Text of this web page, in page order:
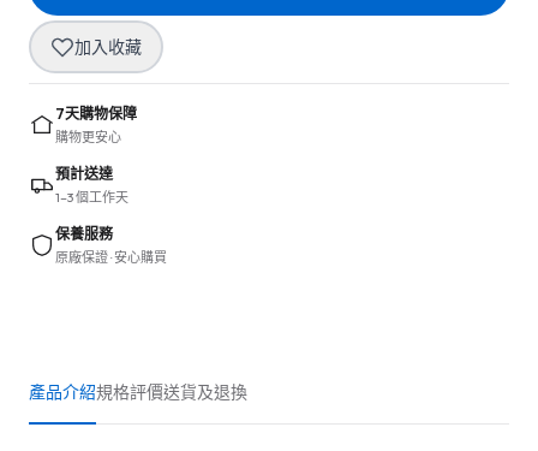
加入收藏
7天購物保障
購物更安心
預計送達
1–3 個工作天
保養服務
原廠保證 · 安心購買
產品介紹規格評價送貨及退換